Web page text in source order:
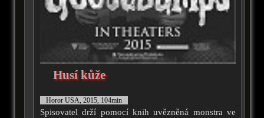
Husí kůže
Horor USA, 2015, 104min
Spisovatel drží pomocí knih uvězněná monstra ve